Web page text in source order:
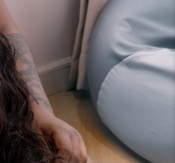
Мои подписки